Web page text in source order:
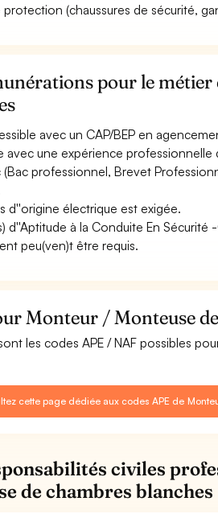
(chaussures de sécurité,
pour le
avec un CAP/BEP en
avec une expérience professionnelle
professionnel, Brevet
d''origine électrique est exigée.
d''Aptitude à la Conduite En
peu(ven)t être requis.
Monteur / Monteuse
les codes APE / NAF possibles
cette page dédiée aux codes APE de
civiles
de chambres blanches